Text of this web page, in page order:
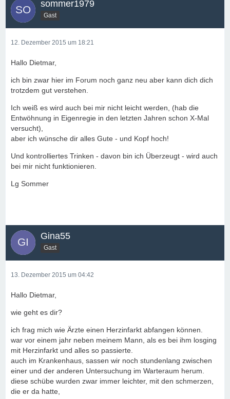
sommer1979
Gast
12. Dezember 2015 um 18:21
Hallo Dietmar,
ich bin zwar hier im Forum noch ganz neu aber kann dich dich
trotzdem gut verstehen.
Ich weiß es wird auch bei mir nicht leicht werden, (hab die
Entwöhnung in Eigenregie in den letzten Jahren schon X-Mal
versucht),
aber ich wünsche dir alles Gute - und Kopf hoch!
Und kontrolliertes Trinken - davon bin ich Überzeugt - wird auch
bei mir nicht funktionieren.
Lg Sommer
Gina55
Gast
13. Dezember 2015 um 04:42
Hallo Dietmar,
wie geht es dir?
ich frag mich wie Ärzte einen Herzinfarkt abfangen können.
war vor einem jahr neben meinem Mann, als es bei ihm losging
mit Herzinfarkt und alles so passierte.
auch im Krankenhaus, sassen wir noch stundenlang zwischen
einer und der anderen Untersuchung im Warteraum herum.
diese schübe wurden zwar immer leichter, mit den schmerzen,
die er da hatte,